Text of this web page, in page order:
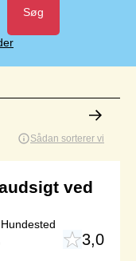
Søg
Sådan sorterer vi
ved
3,0